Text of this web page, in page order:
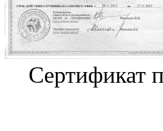
Сертификат